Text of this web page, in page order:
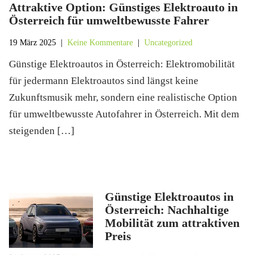
Attraktive Option: Günstiges Elektroauto in
Österreich für umweltbewusste Fahrer
19 März 2025 Keine Kommentare Uncategorized
Günstige Elektroautos in Österreich: Elektromobilität
für jedermann Elektroautos sind längst keine
Zukunftsmusik mehr, sondern eine realistische Option
für umweltbewusste Autofahrer in Österreich. Mit dem
steigenden […]
Günstige Elektroautos in
Österreich: Nachhaltige
Mobilität zum attraktiven
Preis